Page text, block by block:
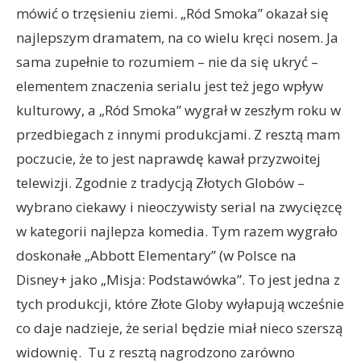
mówić o trzęsieniu ziemi. „Ród Smoka” okazał się
najlepszym dramatem, na co wielu kręci nosem. Ja
sama zupełnie to rozumiem – nie da się ukryć –
elementem znaczenia serialu jest też jego wpływ
kulturowy, a „Ród Smoka” wygrał w zeszłym roku w
przedbiegach z innymi produkcjami. Z resztą mam
poczucie, że to jest naprawdę kawał przyzwoitej
telewizji. Zgodnie z tradycją Złotych Globów –
wybrano ciekawy i nieoczywisty serial na zwycięzcę
w kategorii najlepza komedia. Tym razem wygrało
doskonałe „Abbott Elementary” (w Polsce na
Disney+ jako „Misja: Podstawówka”. To jest jedna z
tych produkcji, które Złote Globy wyłapują wcześnie
co daje nadzieje, że serial będzie miał nieco szerszą
widownię. Tu z resztą nagrodzono zarówno